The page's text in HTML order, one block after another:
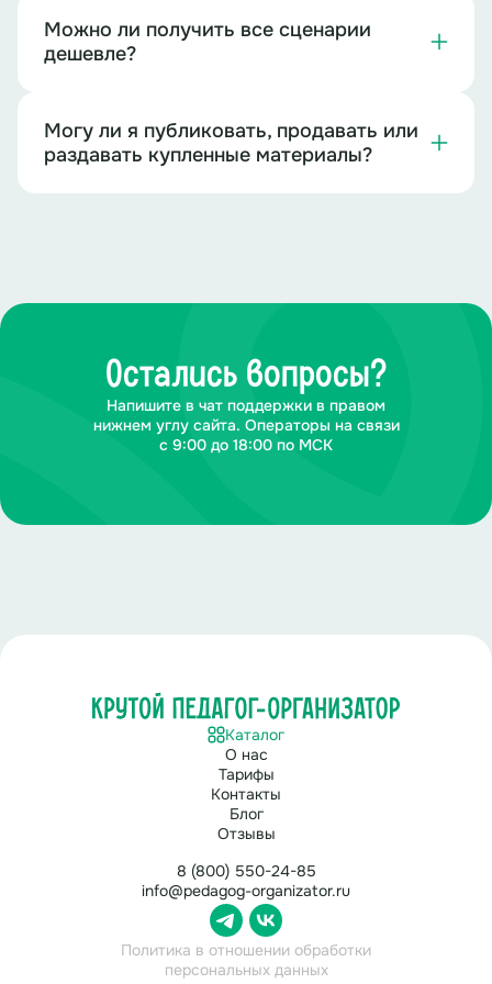
юмора.
Ведущий 1: Жизненный статус следующих
выпускников: «Верю в лучшее». А мы верим в них.
спортсменам»)
Ведущий 1:Поздравляем наших выпускников.
Можно ли получить все сценарии
дешевле?
Могу ли я публиковать, продавать или
раздавать купленные материалы?
Остались вопросы?
Напишите в чат поддержки в правом
нижнем углу сайта. Операторы на связи
с 9:00 до 18:00 по МСК
Каталог
О нас
Тарифы
Контакты
Блог
Отзывы
8 (800) 550-24-85
info@pedagog-organizator.ru
Политика в отношении обработки
персональных данных